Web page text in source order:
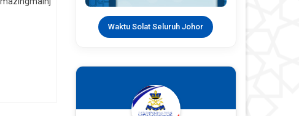
Waktu Solat Seluruh Johor